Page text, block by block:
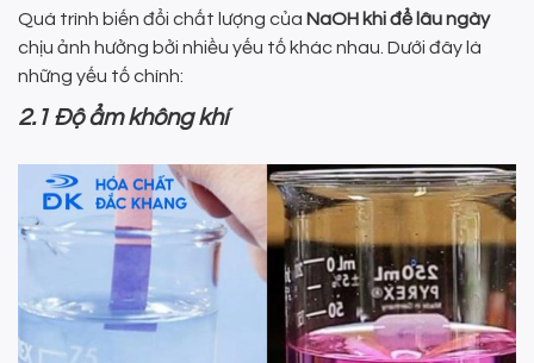
Quá trình biến đổi chất lượng của NaOH khi để lâu ngày
chịu ảnh hưởng bởi nhiều yếu tố khác nhau. Dưới đây là
những yếu tố chính:
2.1 Độ ẩm không khí